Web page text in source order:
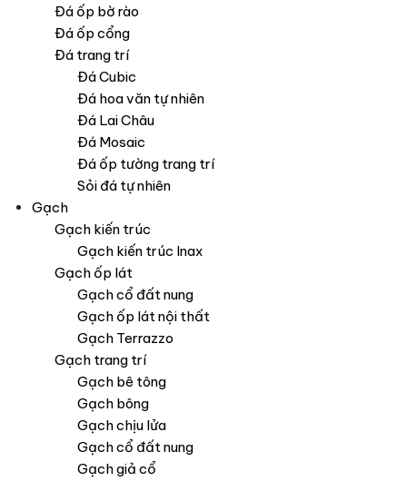
Đá ốp bờ rào
Đá ốp cổng
Đá trang trí
Đá Cubic
Đá hoa văn tự nhiên
Đá Lai Châu
Đá Mosaic
Đá ốp tường trang trí
Sỏi đá tự nhiên
Gạch
Gạch kiến trúc
Gạch kiến trúc Inax
Gạch ốp lát
Gạch cổ đất nung
Gạch ốp lát nội thất
Gạch Terrazzo
Gạch trang trí
Gạch bê tông
Gạch bông
Gạch chịu lửa
Gạch cổ đất nung
Gạch giả cổ